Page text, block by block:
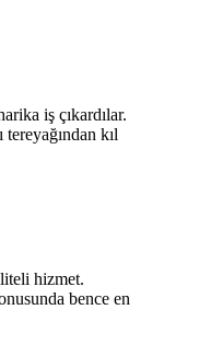
iş çıkardılar.
kıl
hizmet.
bence en